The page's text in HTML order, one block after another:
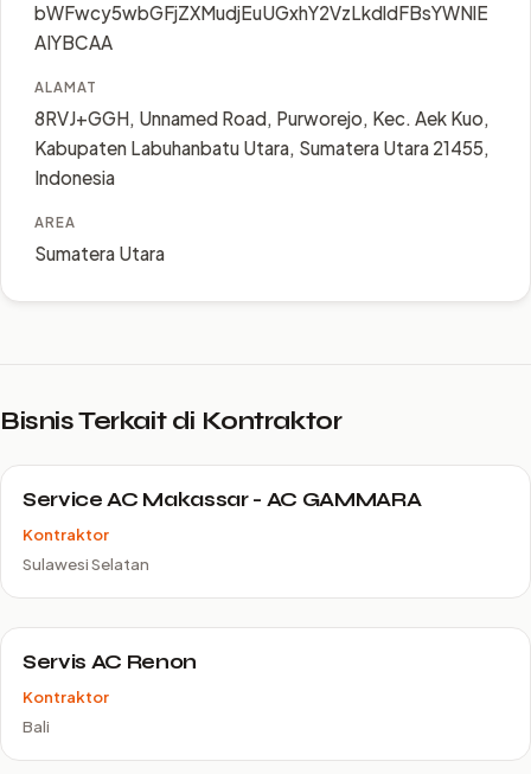
bWFwcy5wbGFjZXMudjEuUGxhY2VzLkdldFBsYWNlE
AIYBCAA
ALAMAT
8RVJ+GGH, Unnamed Road, Purworejo, Kec. Aek Kuo,
Kabupaten Labuhanbatu Utara, Sumatera Utara 21455,
Indonesia
AREA
Sumatera Utara
Bisnis Terkait di Kontraktor
Service AC Makassar - AC GAMMARA
Kontraktor
Sulawesi Selatan
Servis AC Renon
Kontraktor
Bali